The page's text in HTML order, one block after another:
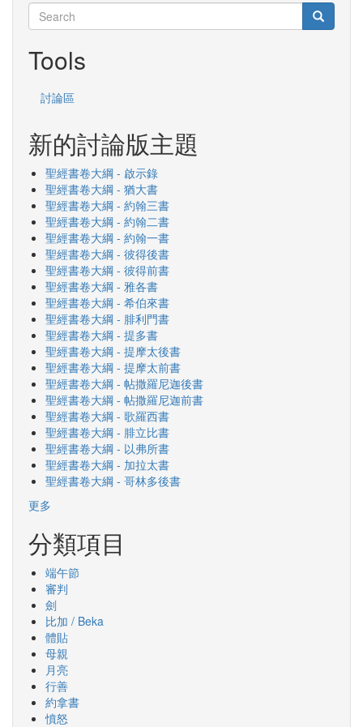
Search
Search Search
Tools
討論區
新的討論版主題
聖經書卷大綱 - 啟示錄
聖經書卷大綱 - 猶大書
聖經書卷大綱 - 約翰三書
聖經書卷大綱 - 約翰二書
聖經書卷大綱 - 約翰一書
聖經書卷大綱 - 彼得後書
聖經書卷大綱 - 彼得前書
聖經書卷大綱 - 雅各書
聖經書卷大綱 - 希伯來書
聖經書卷大綱 - 腓利門書
聖經書卷大綱 - 提多書
聖經書卷大綱 - 提摩太後書
聖經書卷大綱 - 提摩太前書
聖經書卷大綱 - 帖撒羅尼迦後書
聖經書卷大綱 - 帖撒羅尼迦前書
聖經書卷大綱 - 歌羅西書
聖經書卷大綱 - 腓立比書
聖經書卷大綱 - 以弗所書
聖經書卷大綱 - 加拉太書
聖經書卷大綱 - 哥林多後書
更多
分類項目
端午節
審判
劍
比加 / Beka
體貼
母親
月亮
行善
約拿書
憤怒